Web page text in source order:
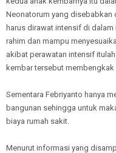
Neonatorum yang disebabkan
harus dirawat intensif di
rahim dan mampu
akibat perawatan intensif
kembar tersebut membengkak
Sementara Febriyanto hanya
bangunan sehingga untuk
biaya rumah sakit.
Menurut informasi yang